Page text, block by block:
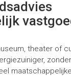
theater of